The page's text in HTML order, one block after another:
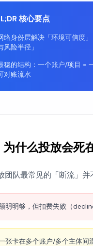
核心要点
络身份层解决「环境可信度
风险半径」
稳的结构：一个账户/项目 =
对账流水
为什么投放会死
团队最常见的「断流」
明明够，但扣费失败（
张卡在多个账户/多个主体间